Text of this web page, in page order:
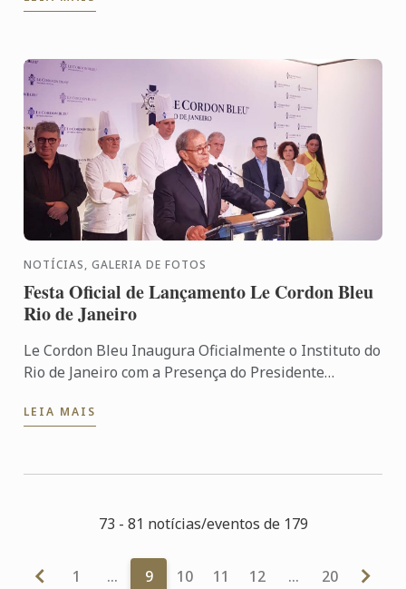
NOTÍCIAS, GALERIA DE FOTOS
Festa Oficial de Lançamento Le Cordon Bleu
Rio de Janeiro
Le Cordon Bleu Inaugura Oficialmente o Instituto do
Rio de Janeiro com a Presença do Presidente
Culinárias Le ...
LEIA MAIS
73 - 81 notícias/eventos de 179
1 … 9 10 11 12 … 20